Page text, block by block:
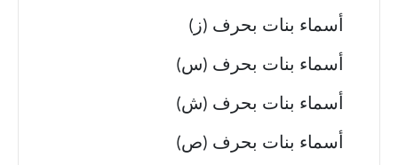
أسماء بنات بحرف (ز)
أسماء بنات بحرف (س)
أسماء بنات بحرف (ش)
أسماء بنات بحرف (ص)